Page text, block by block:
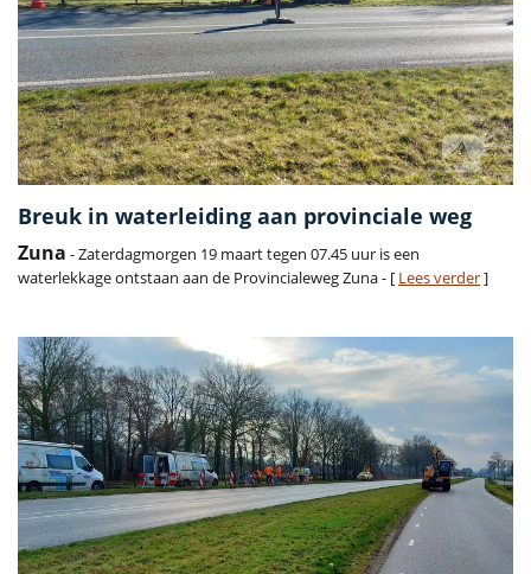
Breuk in waterleiding aan provinciale weg
Zuna - Zaterdagmorgen 19 maart tegen 07.45 uur is een
waterlekkage ontstaan aan de Provincialeweg Zuna - [ Lees verder]